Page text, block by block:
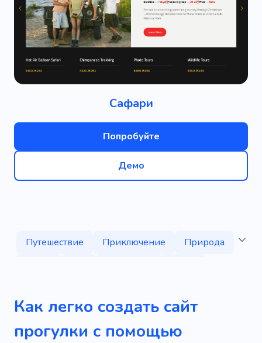
Сафари
Попробуйте
Демо
Путешествие Приключение
Природа
Пейзажи
Африка
Набережная
Танзания
Пешие прогулки
Сафари
Как легко создать сайт
прогулки с помощью